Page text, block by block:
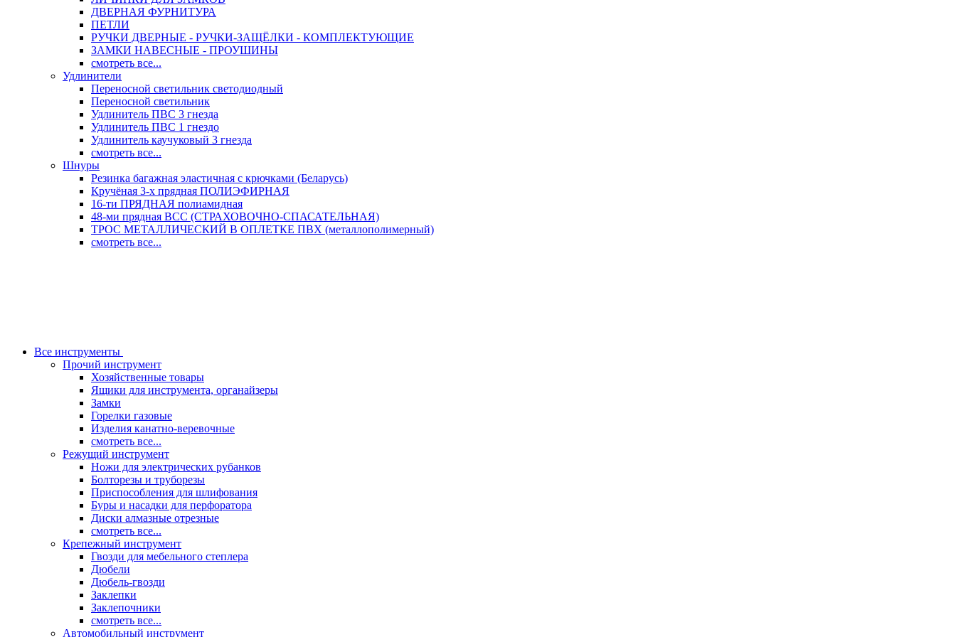
ДВЕРНАЯ ФУРНИТУРА
ПЕТЛИ
РУЧКИ ДВЕРНЫЕ - РУЧКИ-ЗАЩЁЛКИ - КОМПЛЕКТУЮЩИЕ
ЗАМКИ НАВЕСНЫЕ - ПРОУШИНЫ
смотреть все...
Удлинители
Переносной светильник светодиодный
Переносной светильник
Удлинитель ПВС 3 гнезда
Удлинитель ПВС 1 гнездо
Удлинитель каучуковый 3 гнезда
смотреть все...
Шнуры
Резинка багажная эластичная с крючками (Беларусь)
Кручёная 3-х прядная ПОЛИЭФИРНАЯ
16-ти ПРЯДНАЯ полиамидная
48-ми прядная ВСС (СТРАХОВОЧНО-СПАСАТЕЛЬНАЯ)
ТРОС МЕТАЛЛИЧЕСКИЙ В ОПЛЕТКЕ ПВХ (металлополимерный)
смотреть все...
Все инструменты
Прочий инструмент
Хозяйственные товары
Ящики для инструмента, органайзеры
Замки
Горелки газовые
Изделия канатно-веревочные
смотреть все...
Режущий инструмент
Ножи для электрических рубанков
Болторезы и труборезы
Приспособления для шлифования
Буры и насадки для перфоратора
Диски алмазные отрезные
смотреть все...
Крепежный инструмент
Гвозди для мебельного степлера
Дюбели
Дюбель-гвозди
Заклепки
Заклепочники
смотреть все...
Автомобильный инструмент